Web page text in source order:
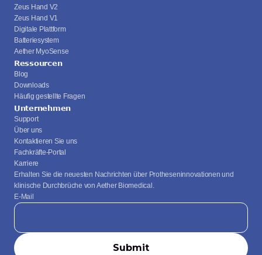
Zeus Hand V2
Zeus Hand V1
Digitale Plattform
Batteriesystem
Aether MyoSense
Ressourcen
Blog
Downloads
Häufig gestellte Fragen
Unternehmen
Support
Über uns
Kontaktieren Sie uns
Fachkräfte-Portal
Karriere
Erhalten Sie die neuesten Nachrichten über Protheseninnovationen und
klinische Durchbrüche von Aether Biomedical.
E-Mail